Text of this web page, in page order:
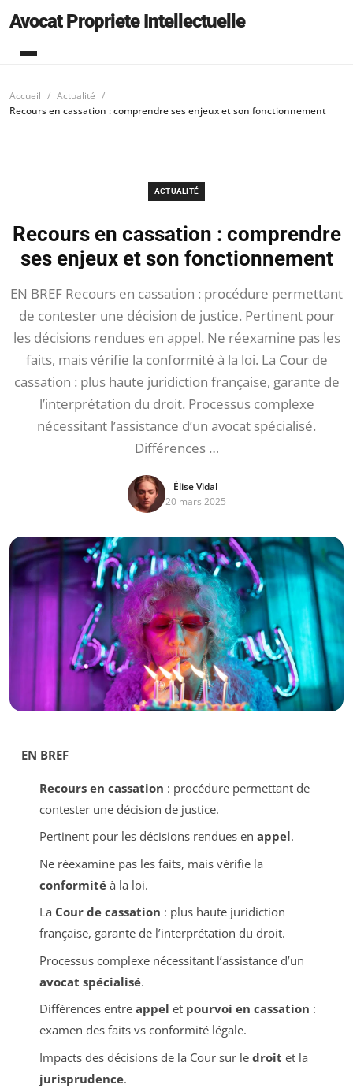
Avocat Propriete Intellectuelle
Accueil
Actualité
Recours en cassation : comprendre ses enjeux et son fonctionnement
ACTUALITÉ
Recours en cassation : comprendre
ses enjeux et son fonctionnement
EN BREF Recours en cassation : procédure permettant
de contester une décision de justice. Pertinent pour
les décisions rendues en appel. Ne réexamine pas les
faits, mais vérifie la conformité à la loi. La Cour de
cassation : plus haute juridiction française, garante de
l’interprétation du droit. Processus complexe
nécessitant l’assistance d’un avocat spécialisé.
Différences …
Élise Vidal
20 mars 2025
EN BREF
Recours en cassation : procédure permettant de
contester une décision de justice.
Pertinent pour les décisions rendues en appel.
Ne réexamine pas les faits, mais vérifie la
conformitéà la loi.
La Cour de cassation : plus haute juridiction
française, garante de l’interprétation du droit.
Processus complexe nécessitant l’assistance d’un
avocat spécialisé.
Différences entre appel et pourvoi en cassation :
examen des faits vs conformité légale.
Impacts des décisions de la Cour sur le droit et la
jurisprudence.